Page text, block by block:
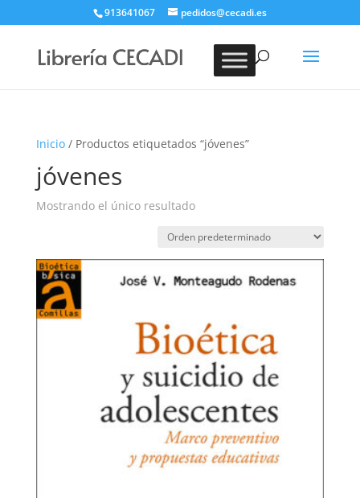
913641067 pedidos@cecadi.es
BUSCAR
Inicio/ Productos etiquetados “jóvenes”
jóvenes
Mostrando el único resultado